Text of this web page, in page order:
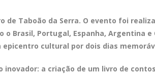
de Taboão da Serra. O evento foi
Brasil, Portugal, Espanha, Argentina e
cultural por dois dias
a criação de um livro de